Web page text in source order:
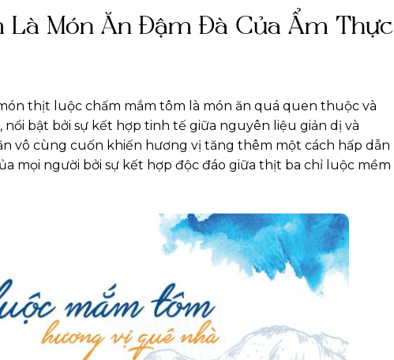
Là Món Ăn Đậm Đà Của Ẩm Thực
thịt luộc chấm mắm tôm là món ăn quá quen thuộc và
bật bởi sự kết hợp tinh tế giữa nguyên liệu giản dị và
vô cùng cuốn khiến hương vị tăng thêm một cách hấp dẫn
mọi người bởi sự kết hợp độc đáo giữa thịt ba chỉ luộc mềm